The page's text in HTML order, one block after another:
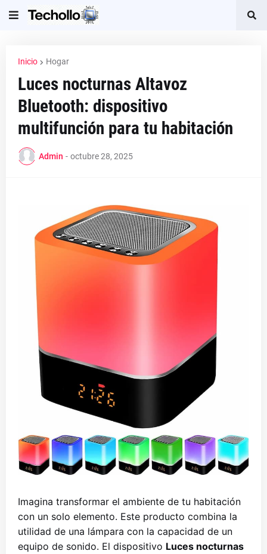
Inicio Hogar
Luces nocturnas Altavoz
Bluetooth: dispositivo
multifunción para tu habitación
Admin - octubre 28, 2025
Imagina transformar el ambiente de tu habitación
con un solo elemento. Este producto combina la
utilidad de una lámpara con la capacidad de un
equipo de sonido. El dispositivo Luces nocturnas